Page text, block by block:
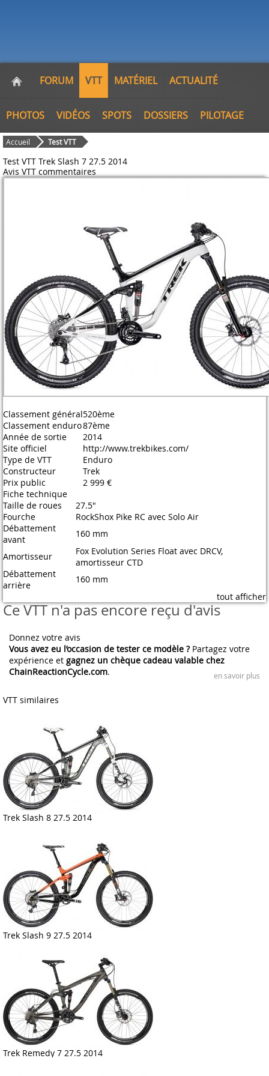
FORUM VTT MATÉRIEL ACTUALITÉ
PHOTOS VIDÉOS SPOTS DOSSIERS PILOTAGE
Accueil Test VTT
Test VTT Trek Slash 7 27.5 2014
Avis VTT commentaires
Classement général520ème
Classement enduro87ème
Année de sortie
2014
Site officiel
http://www.trekbikes.com/
Type de VTT
Enduro
Constructeur
Trek
Prix public
2 999 €
Fiche technique
Taille de roues
27.5"
Fourche
RockShox Pike RC avec Solo Air
Débattement
avant
160 mm
Amortisseur
Fox Evolution Series Float avec DRCV,
amortisseur CTD
Débattement
arrière
160 mm
tout afficher
Ce VTT n'a pas encore reçu d'avis
Donnez votre avis
Vous avez eu l’occasion de tester ce modèle ?Partagez votre
expérience et gagnez un chèque cadeau valable chez
ChainReactionCycle.com. en savoir plus
VTT similaires
Trek Slash 8 27.5 2014
Trek Slash 9 27.5 2014
Trek Remedy 7 27.5 2014